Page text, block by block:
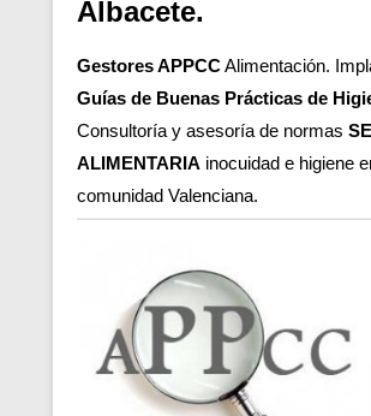
Albacete.
Gestores APPCCAlimentación.
Guías de Buenas Prácticas de
Consultoría y asesoría de normas
ALIMENTARIA inocuidad e higiene
comunidad Valenciana.